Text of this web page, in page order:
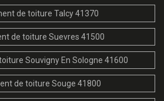
de toiture Talcy 41370
de toiture Suevres 41500
Souvigny En Sologne 41600
de toiture Souge 41800